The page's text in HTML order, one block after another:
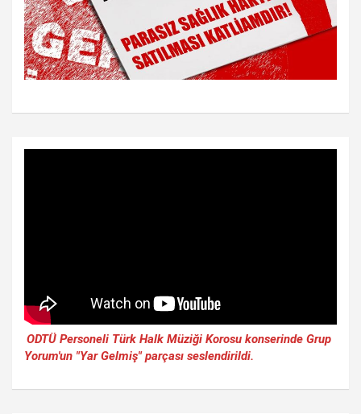
ODTÜ Personeli Türk Halk Müziği Korosu konserinde Grup
Yorum'un "Yar Gelmiş" parçası seslendirildi.